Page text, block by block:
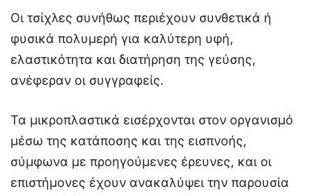
Οι τσίχλες συνήθως περιέχουν συνθετικά ή
φυσικά πολυμερή για καλύτερη υφή,
ελαστικότητα και διατήρηση της γεύσης,
ανέφεραν οι συγγραφείς.
Τα μικροπλαστικά εισέρχονται στον οργανισμό
μέσω της κατάποσης και της εισπνοής,
σύμφωνα με προηγούμενες έρευνες, και οι
επιστήμονες έχουν ανακαλύψει την παρουσία